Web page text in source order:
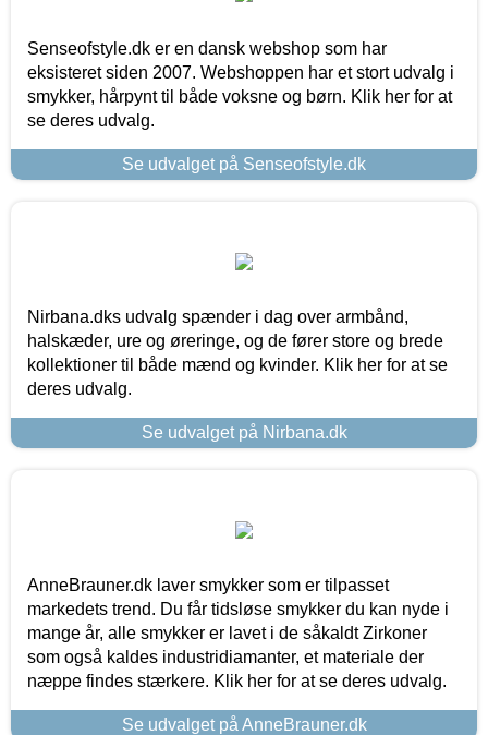
Senseofstyle.dk er en dansk webshop som har
eksisteret siden 2007. Webshoppen har et stort udvalg i
smykker, hårpynt til både voksne og børn. Klik her for at
se deres udvalg.
Se udvalget på Senseofstyle.dk
Nirbana.dks udvalg spænder i dag over armbånd,
halskæder, ure og øreringe, og de fører store og brede
kollektioner til både mænd og kvinder. Klik her for at se
deres udvalg.
Se udvalget på Nirbana.dk
AnneBrauner.dk laver smykker som er tilpasset
markedets trend. Du får tidsløse smykker du kan nyde i
mange år, alle smykker er lavet i de såkaldt Zirkoner
som også kaldes industridiamanter, et materiale der
næppe findes stærkere. Klik her for at se deres udvalg.
Se udvalget på AnneBrauner.dk